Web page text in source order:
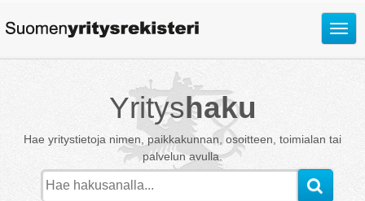
Avaa
Yrityshaku
Hae yritystietoja nimen, paikkakunnan, osoitteen, toimialan tai
palvelun avulla.